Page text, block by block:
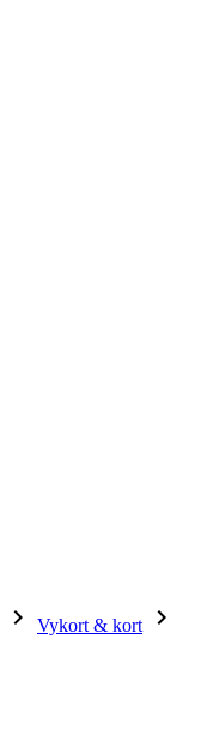
keyboard_arrow_right Vykort & kort keyboard_arrow_right